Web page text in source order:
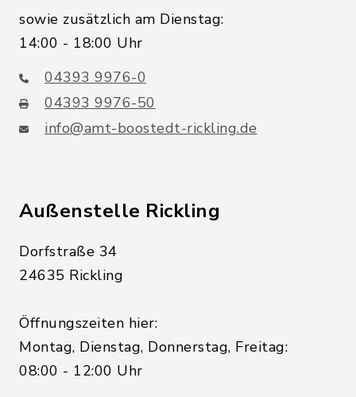
sowie zusätzlich am Dienstag:
14:00 - 18:00 Uhr
04393 9976-0
04393 9976-50
info@amt-boostedt-rickling.de
Außenstelle Rickling
Dorfstraße 34
24635 Rickling
Öffnungszeiten hier:
Montag, Dienstag, Donnerstag, Freitag:
08:00 - 12:00 Uhr